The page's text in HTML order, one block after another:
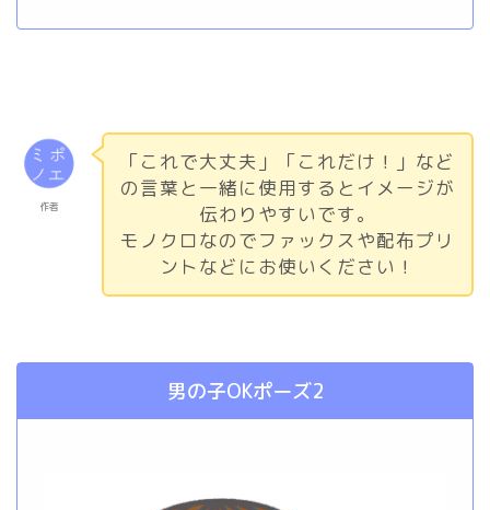
作者
「これで大丈夫」「これだけ！」など
の言葉と一緒に使用するとイメージが
伝わりやすいです。
モノクロなのでファックスや配布プリ
ントなどにお使いください！
男の子OKポーズ2